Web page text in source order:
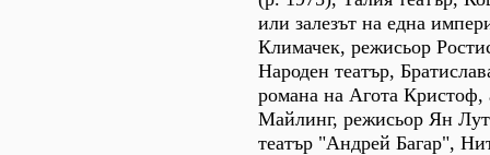
или залезът на една
Климачек, режисьор
Народен театър,
романа на Агота Кристоф,
Майлинг, режисьор Ян
театър "Андрей Багар",